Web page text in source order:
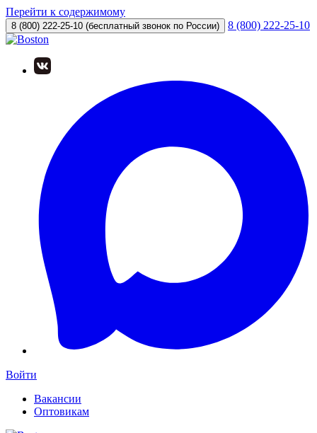
Перейти к содержимому
8 (800) 222-25-10 (бесплатный звонок по России) 8 (800) 222-25-10
Войти
Вакансии
Оптовикам